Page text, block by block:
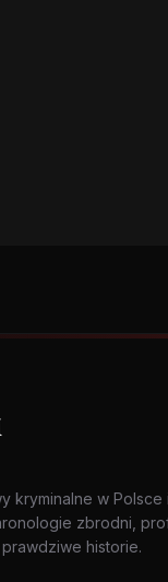
kryminalne w Polsce
zbrodni,
historie.